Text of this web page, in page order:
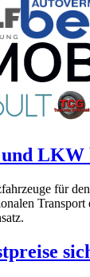
LKW
für